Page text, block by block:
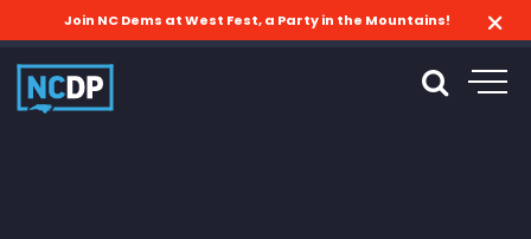
Join NC Dems at West Fest, a Party in the Mountains!